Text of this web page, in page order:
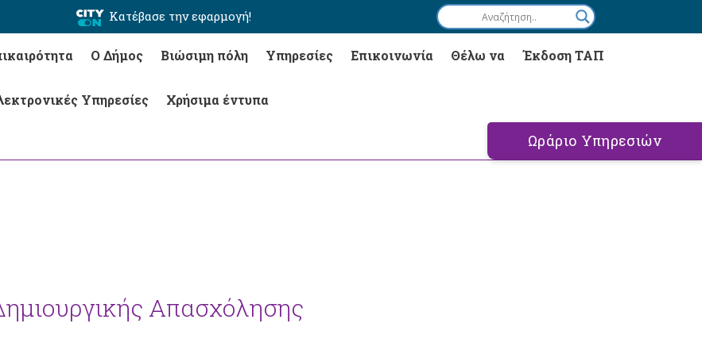
Κατέβασε την εφαρμογή!
Ο Δήμος Βιώσιμη πόλη Υπηρεσίες Επικοινωνία Θέλω να Έκδοση ΤΑΠ
Υπηρεσίες Χρήσιμα έντυπα
Ωράριο Υπηρεσιών
Απασχόλησης